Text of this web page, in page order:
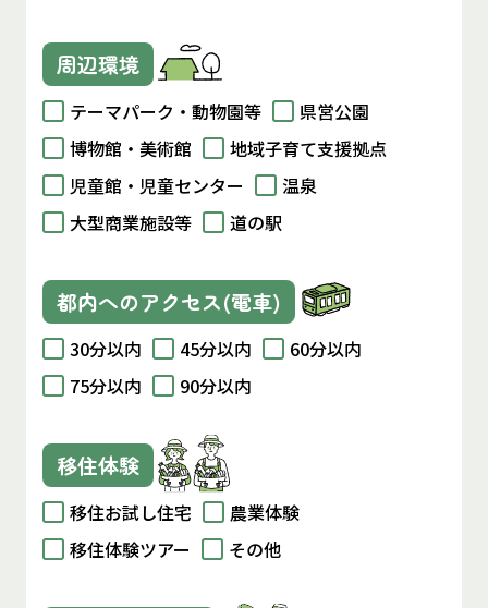
周辺環境
テーマパーク・動物園等
県営公園
博物館・美術館
地域子育て支援拠点
児童館・児童センター
温泉
大型商業施設等
道の駅
都内へのアクセス(電車)
30分以内 45分以内
60分以内
75分以内
90分以内
移住体験
移住お試し住宅
農業体験
移住体験ツアー
その他